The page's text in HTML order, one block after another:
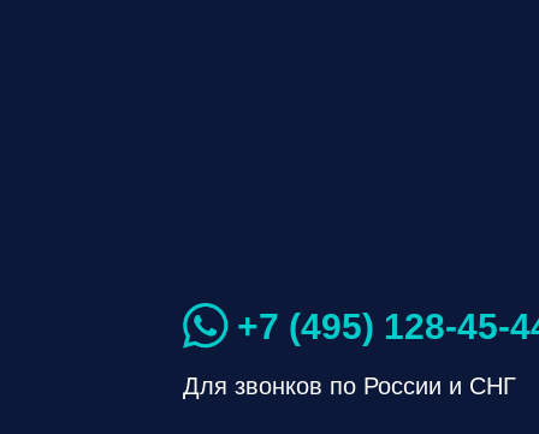
Для звонков по России и СНГ
+7 (495) 128-45-